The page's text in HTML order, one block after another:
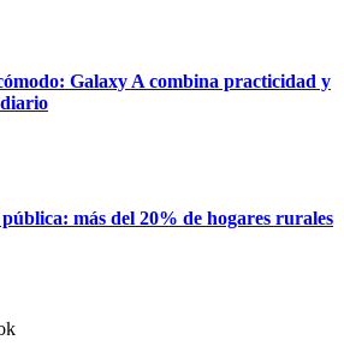
Galaxy A combina practicidad y
más del 20% de hogares rurales